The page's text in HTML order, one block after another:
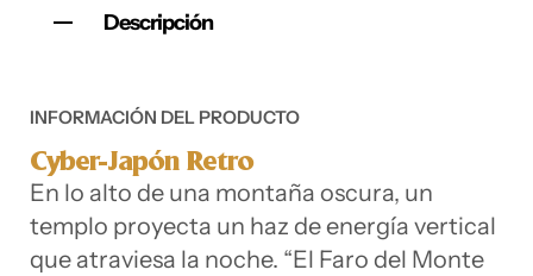
Descripción
INFORMACIÓN DEL PRODUCTO
Cyber-Japón Retro
En lo alto de una montaña oscura, un
templo proyecta un haz de energía vertical
que atraviesa la noche. “El Faro del Monte